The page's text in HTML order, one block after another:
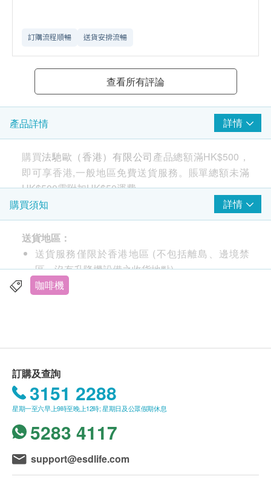
訂購流程順暢 送貨安排流暢
查看所有評論
產品詳情 詳情
購買法馳歐（香港）有限公司 產品總額滿HK$500，
即可享香港,一般地區免費送貨服務。賬單總額未滿
HK$500需附加HK$50運費。
Fachioo FPCM-02(B) 便攜意式咖啡機
購買須知 詳情
送貨地區：
送貨服務僅限於香港地區 (不包括離島、邊境禁
區、沒有升降機設備之收貨地點)。
不接受郵政信箱地址。
訂單金額不足 HK$500 顧客需支付運費 HK$50。
送貨時間:
商品會於訂單確認付款後 7 個工作天內送出。
送貨服務有可能因天氣、交通、地區或其他因素而
暫停或延期，送貨時間將會另作安排。
如商品已到達收貨地址而沒有人簽收，法馳歐（香
咖啡機
訂購及查詢
3151 2288
星期一至六早上9時至晚上12時; 星期日及公眾假期休息
5283 4117
support@esdlife.com